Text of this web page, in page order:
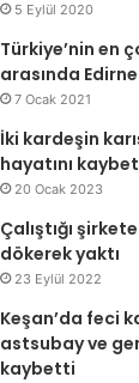
5 Eylül 2020
Türkiye’nin en
arasında
7 Ocak 2021
İki kardeşin
hayatını
20 Ocak 2023
Çalıştığı
dökerek yaktı
23 Eylül 2022
Keşan’da feci
astsubay ve
kaybetti